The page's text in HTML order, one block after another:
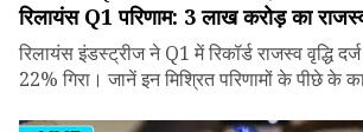
रिलायंस Q1 परिणाम: ₹3 लाख करोड़ का
रिलायंस इंडस्ट्रीज ने Q1 में रिकॉर्ड राजस्व वृद्धि
22% गिरा। जानें इन मिश्रित परिणामों के पीछे के